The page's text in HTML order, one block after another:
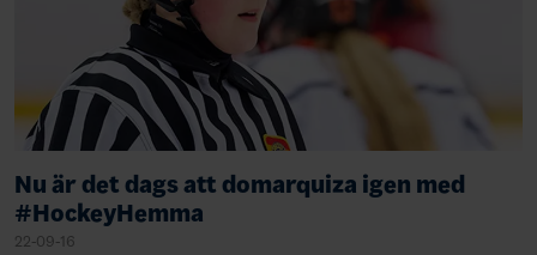
Nu är det dags att domarquiza igen med
#HockeyHemma
22-09-16